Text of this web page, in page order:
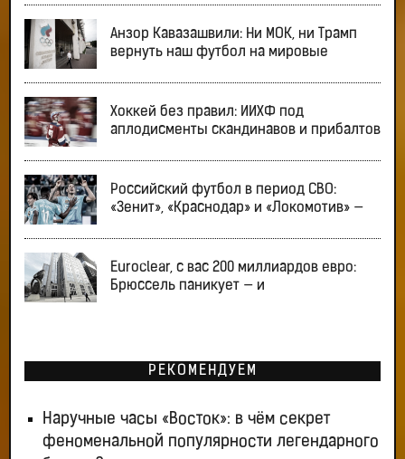
Анзор Кавазашвили: Ни МОК, ни Трамп
вернуть наш футбол на мировые
Хоккей без правил: ИИХФ под
аплодисменты скандинавов и прибалтов
Российский футбол в период СВО:
«Зенит», «Краснодар» и «Локомотив» —
Euroclear, с вас 200 миллиардов евро:
Брюссель паникует — и
РЕКОМЕНДУЕМ
Наручные часы «Восток»: в чём секрет
феноменальной популярности легендарного